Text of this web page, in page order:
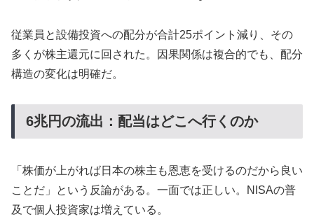
従業員と設備投資への配分が合計25ポイント減り、その
多くが株主還元に回された。因果関係は複合的でも、配分
構造の変化は明確だ。
6兆円の流出：配当はどこへ行くのか
「株価が上がれば日本の株主も恩恵を受けるのだから良い
ことだ」という反論がある。一面では正しい。NISAの普
及で個人投資家は増えている。